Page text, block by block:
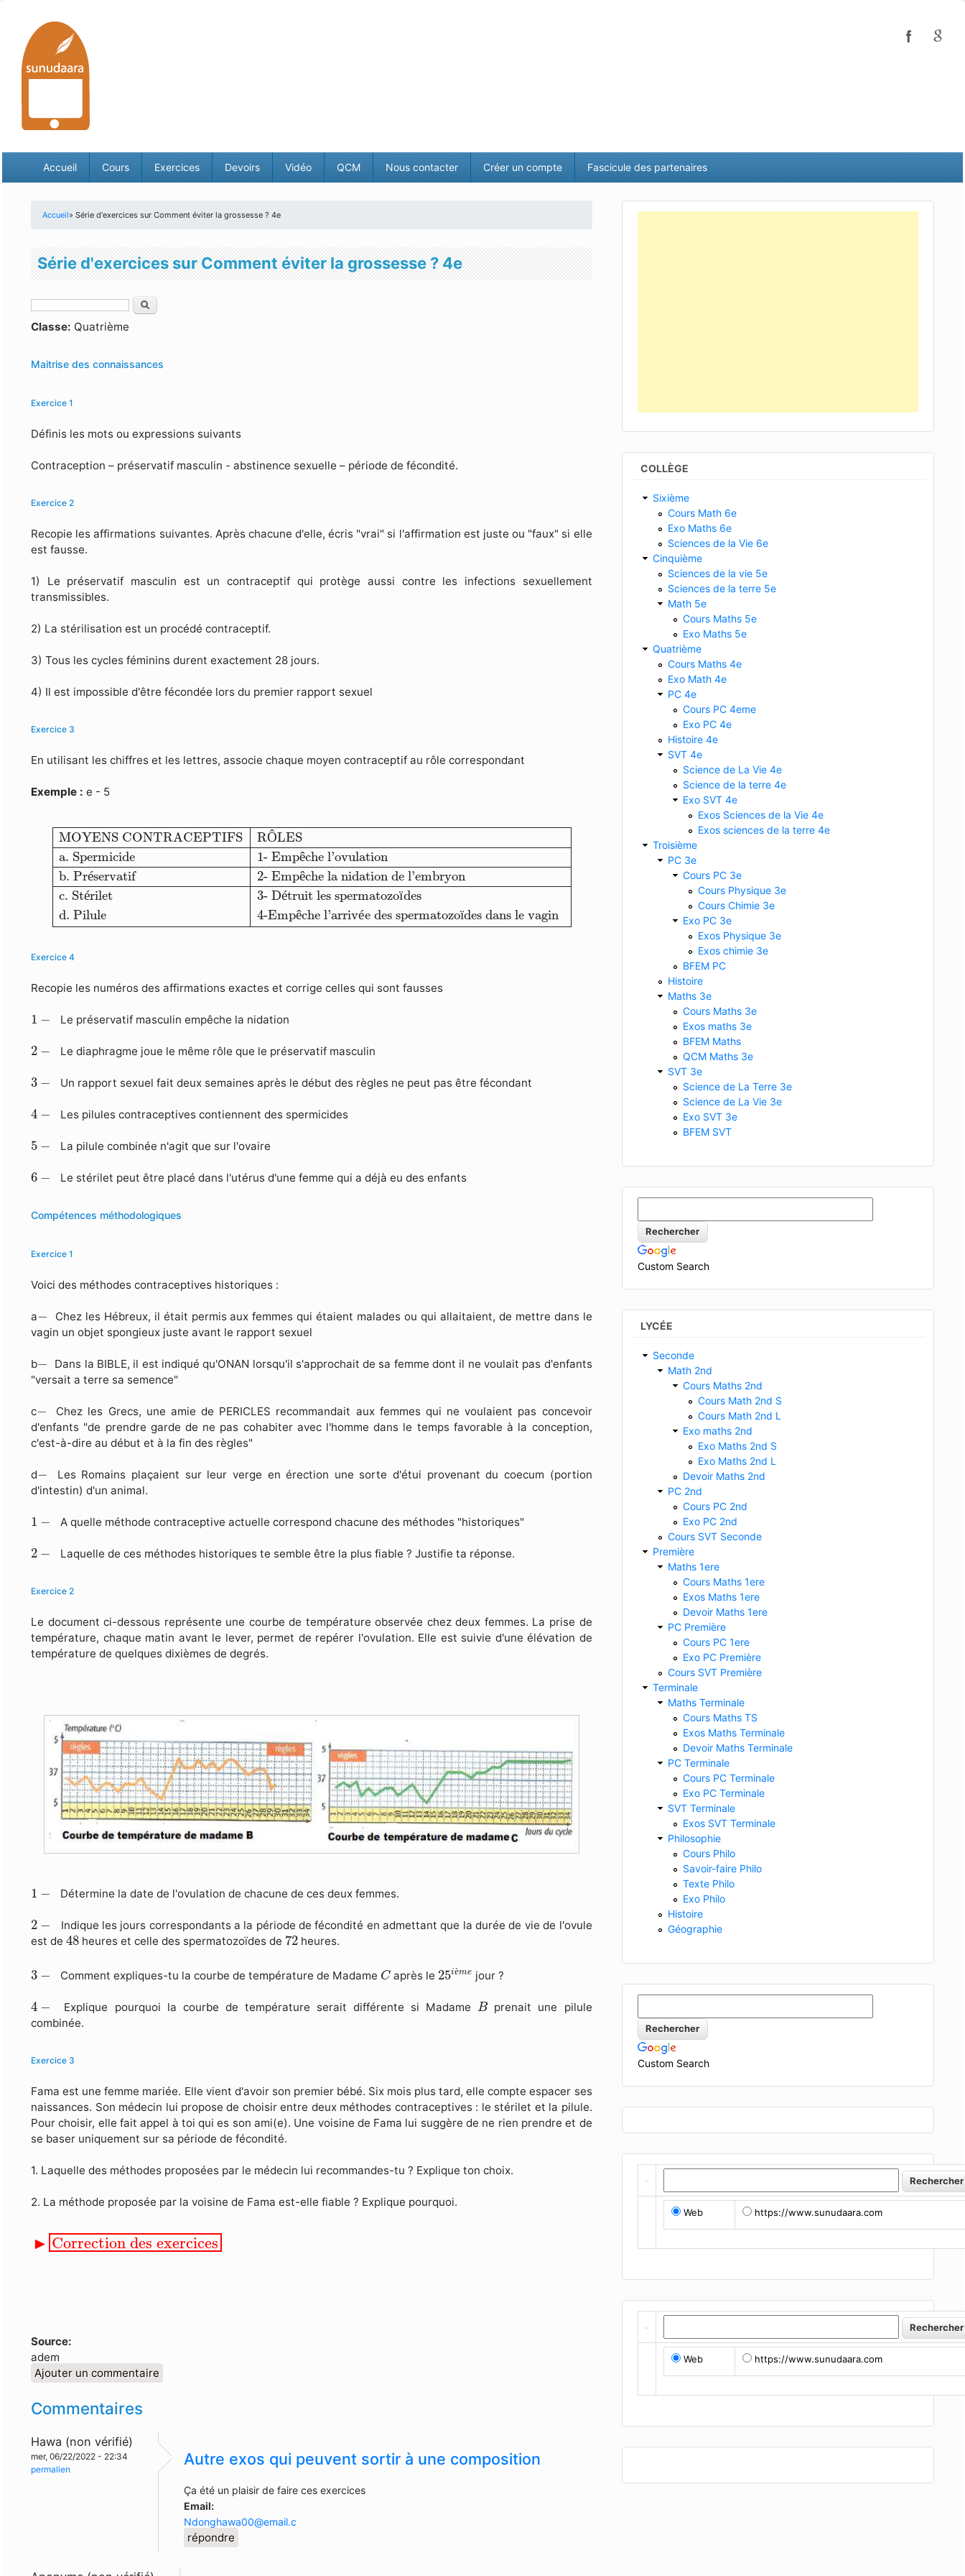
Accueil Cours Exercices Devoirs Vidéo QCM Nous contacter Créer un compte Fascicule des partenaires
Accueil» Série d'exercices sur Comment éviter la grossesse ? 4e
Série d'exercices sur Comment éviter la grossesse ? 4e
Formulaire de recherche
Rechercher
Classe: Quatrième
Maitrise des connaissances
Exercice 1
Définis les mots ou expressions suivants
Contraception – préservatif masculin - abstinence sexuelle – période de fécondité.
Exercice 2
Recopie les affirmations suivantes. Après chacune d'elle, écris "vrai" si l'affirmation est juste ou "faux" si elle
est fausse.
1) Le préservatif masculin est un contraceptif qui protège aussi contre les infections sexuellement
transmissibles.
2) La stérilisation est un procédé contraceptif.
3) Tous les cycles féminins durent exactement 28 jours.
4) Il est impossible d'être fécondée lors du premier rapport sexuel
Exercice 3
En utilisant les chiffres et les lettres, associe chaque moyen contraceptif au rôle correspondant
Exemple : e - 5
MOYENS CONTRACEPTIFS RÔLES
a. Spermicide
1- Empêche l’ovulation
b. Préservatif 2- Empêche la nidation de l’embryon
c. Stérilet 3- Détruit les spermatozoïdes
d. Pilule
4-Empêche l’arrivée des spermatozoïdes dans le vagin
MOYENS CONTRACEPTIFSRÔLESa. Spermicide1- Empêche l’ovulationb. Préservatif 2- Empêche la nidation de l’embryonc. Stérilet
Exercice 4
Recopie les numéros des affirmations exactes et corrige celles qui sont fausses
1 −
1 Le préservatif masculin empêche la nidation
2 −
2 Le diaphragme joue le même rôle que le préservatif masculin
3 −
3 Un rapport sexuel fait deux semaines après le début des règles ne peut pas être fécondant
4 −
4 Les pilules contraceptives contiennent des spermicides
5 −
5 La pilule combinée n'agit que sur l'ovaire
6 −
6 Le stérilet peut être placé dans l'utérus d'une femme qui a déjà eu des enfants
Compétences méthodologiques
Exercice 1
Voici des méthodes contraceptives historiques :
a−
Chez les Hébreux, il était permis aux femmes qui étaient malades ou qui allaitaient, de mettre dans le
vagin un objet spongieux juste avant le rapport sexuel
b−
Dans la BIBLE, il est indiqué qu'ONAN lorsqu'il s'approchait de sa femme dont il ne voulait pas d'enfants
"versait a terre sa semence"
c−
Chez les Grecs, une amie de PERICLES recommandait aux femmes qui ne voulaient pas concevoir
d'enfants "de prendre garde de ne pas cohabiter avec l'homme dans le temps favorable à la conception,
c'est-à-dire au début et à la fin des règles"
d−
Les Romains plaçaient sur leur verge en érection une sorte d'étui provenant du coecum (portion
d'intestin) d'un animal.
1 −
1 A quelle méthode contraceptive actuelle correspond chacune des méthodes "historiques"
2 −
2 Laquelle de ces méthodes historiques te semble être la plus fiable ? Justifie ta réponse.
Exercice 2
Le document ci-dessous représente une courbe de température observée chez deux femmes. La prise de
température, chaque matin avant le lever, permet de repérer l'ovulation. Elle est suivie d'une élévation de
température de quelques dixièmes de degrés.
1 −
1 Détermine la date de l'ovulation de chacune de ces deux femmes.
2 −
2
Indique les jours correspondants a la période de fécondité en admettant que la durée de vie de l'ovule
est de48
48heures et celle des spermatozoïdes de 72
72 heures.
3 −
3 Comment expliques-tu la courbe de température de Madame C
C après le 25ième
25iè
jour ?
4 −
4 Explique pourquoi la courbe de température serait différente si MadameB
B
prenait une pilule
combinée.
Exercice 3
Fama est une femme mariée. Elle vient d'avoir son premier bébé. Six mois plus tard, elle compte espacer ses
naissances. Son médecin lui propose de choisir entre deux méthodes contraceptives : le stérilet et la pilule.
Pour choisir, elle fait appel à toi qui es son ami(e). Une voisine de Fama lui suggère de ne rien prendre et de
se baser uniquement sur sa période de fécondité.
1. Laquelle des méthodes proposées par le médecin lui recommandes-tu ? Explique ton choix.
2. La méthode proposée par la voisine de Fama est-elle fiable ? Explique pourquoi.
▶ Correction des exercices
Correction des exercices
Source:
adem
Ajouter un commentaire
Commentaires
Hawa (non vérifié)
mer, 06/22/2022 - 22:34
permalien
Autre exos qui peuvent sortir à une composition
Ça été un plaisir de faire ces exercices
Email:
Ndonghawa00@email.c
répondre
COLLÈGE
Sixième
Cours Math 6e
Exo Maths 6e
Sciences de la Vie 6e
Cinquième
Sciences de la vie 5e
Sciences de la terre 5e
Math 5e
Cours Maths 5e
Exo Maths 5e
Quatrième
Cours Maths 4e
Exo Math 4e
PC 4e
Cours PC 4eme
Exo PC 4e
Histoire 4e
SVT 4e
Science de La Vie 4e
Science de la terre 4e
Exo SVT 4e
Exos Sciences de la Vie 4e
Exos sciences de la terre 4e
Troisième
PC 3e
Cours PC 3e
Cours Physique 3e
Cours Chimie 3e
Exo PC 3e
Exos Physique 3e
Exos chimie 3e
BFEM PC
Histoire
Maths 3e
Cours Maths 3e
Exos maths 3e
BFEM Maths
QCM Maths 3e
SVT 3e
Science de La Terre 3e
Science de La Vie 3e
Exo SVT 3e
BFEM SVT
Custom Search
LYCÉE
Seconde
Math 2nd
Cours Maths 2nd
Cours Math 2nd S
Cours Math 2nd L
Exo maths 2nd
Exo Maths 2nd S
Exo Maths 2nd L
Devoir Maths 2nd
PC 2nd
Cours PC 2nd
Exo PC 2nd
Cours SVT Seconde
Première
Maths 1ere
Cours Maths 1ere
Exos Maths 1ere
Devoir Maths 1ere
PC Première
Cours PC 1ere
Exo PC Première
Cours SVT Première
Terminale
Maths Terminale
Cours Maths TS
Exos Maths Terminale
Devoir Maths Terminale
PC Terminale
Cours PC Terminale
Exo PC Terminale
SVT Terminale
Exos SVT Terminale
Philosophie
Cours Philo
Savoir-faire Philo
Texte Philo
Exo Philo
Histoire
Géographie
Custom Search
Web https://www.sunudaara.com
Web https://www.sunudaara.com